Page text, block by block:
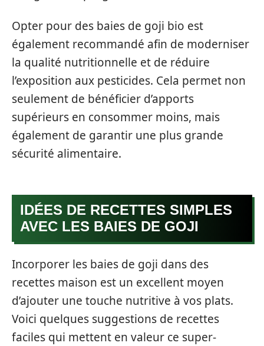
Opter pour des baies de goji bio est
également recommandé afin de moderniser
la qualité nutritionnelle et de réduire
l’exposition aux pesticides. Cela permet non
seulement de bénéficier d’apports
supérieurs en consommer moins, mais
également de garantir une plus grande
sécurité alimentaire.
IDÉES DE RECETTES SIMPLES
AVEC LES BAIES DE GOJI
Incorporer les baies de goji dans des
recettes maison est un excellent moyen
d’ajouter une touche nutritive à vos plats.
Voici quelques suggestions de recettes
faciles qui mettent en valeur ce super-